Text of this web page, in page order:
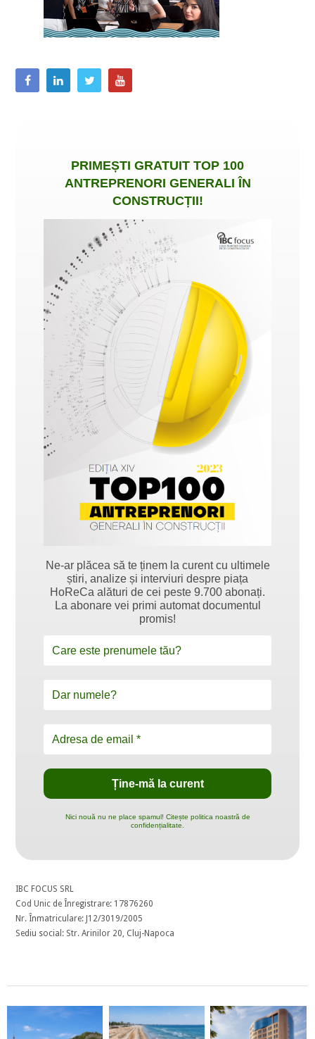
PRIMEȘTI GRATUIT TOP 100
ANTREPRENORI GENERALI ÎN
CONSTRUCȚII!
Ne-ar plăcea să te ținem la curent cu ultimele
știri, analize și interviuri despre piața
HoReCa alături de cei peste 9.700 abonați.
La abonare vei primi automat documentul
promis!
Nici nouă nu ne place spamul! Citește politica noastră de
confidențialitate.
IBC FOCUS SRL
Cod Unic de Înregistrare: 17876260
Nr. Înmatriculare: J12/3019/2005
Sediu social: Str. Arinilor 20, Cluj-Napoca